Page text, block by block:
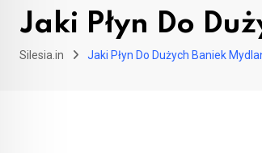
Jaki Płyn Do
Silesia.in Jaki Płyn Do Dużych Baniek